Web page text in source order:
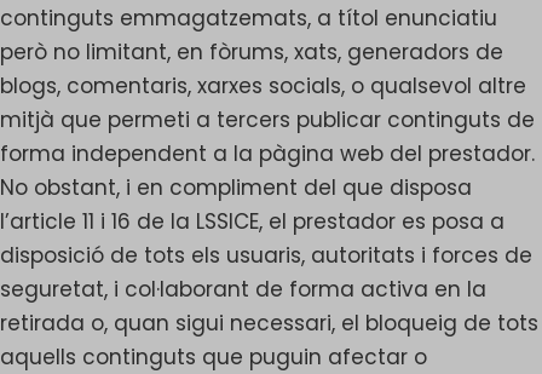
continguts emmagatzemats, a títol enunciatiu
però no limitant, en fòrums, xats, generadors de
blogs, comentaris, xarxes socials, o qualsevol altre
mitjà que permeti a tercers publicar continguts de
forma independent a la pàgina web del prestador.
No obstant, i en compliment del que disposa
l’article 11 i 16 de la LSSICE, el prestador es posa a
disposició de tots els usuaris, autoritats i forces de
seguretat, i col·laborant de forma activa en la
retirada o, quan sigui necessari, el bloqueig de tots
aquells continguts que puguin afectar o